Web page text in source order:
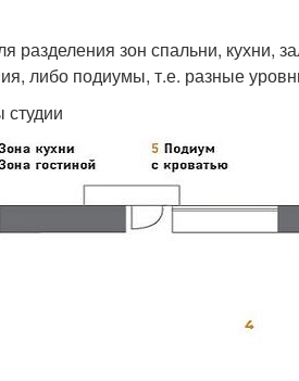
зон спальни, кухни,
либо подиумы, т.е. разные